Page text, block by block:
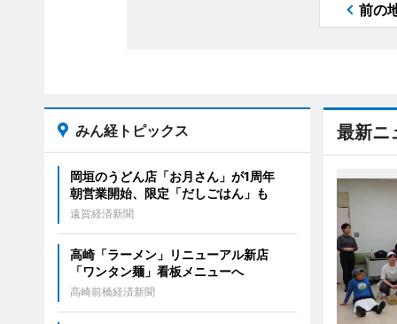
前の
最新ニ
みん経トピックス
岡垣のうどん店「お月さん」が1周年
朝営業開始、限定「だしごはん」も
遠賀経済新聞
高崎「ラーメン」リニューアル新店
「ワンタン麺」看板メニューへ
高崎前橋経済新聞